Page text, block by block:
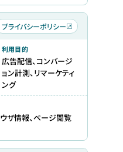
プライバシーポリシー
利用目的
広告配信、コンバージ
ョン計測、リマーケティ
ング
ザ情報、ページ閲覧